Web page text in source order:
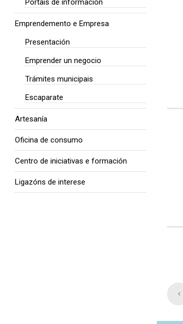
Portais de información
Emprendemento e Empresa
Presentación
Emprender un negocio
Trámites municipais
Escaparate
Artesanía
Oficina de consumo
Centro de iniciativas e formación
Ligazóns de interese